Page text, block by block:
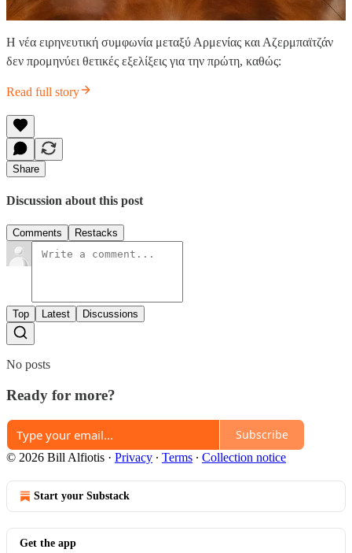
Η νέα ειρηνευτική συμφωνία μεταξύ Αρμενίας και Αζερμπαϊτζάν
δεν προμηνύει θετικές εξελίξεις για την πρώτη, καθώς:
Read full story
Share
Discussion about this post
Comments Restacks
Top Latest Discussions
No posts
Ready for more?
Subscribe
© 2026 Bill Alfiotis · Privacy ∙ Terms ∙ Collection notice
Start your Substack
Get the app